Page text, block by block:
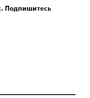
Подпишитесь